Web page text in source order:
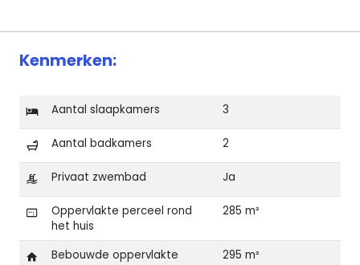
Kenmerken:
Aantal slaapkamers 3
Aantal badkamers 2
Privaat zwembad Ja
Oppervlakte perceel rond
het huis
285 m²
Bebouwde oppervlakte 295 m²